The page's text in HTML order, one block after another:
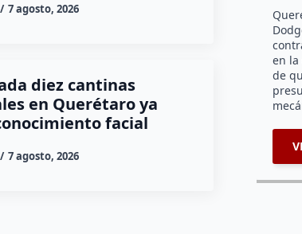
7 agosto, 2026
diez cantinas
en Querétaro ya
facial
7 agosto, 2026
en la
de